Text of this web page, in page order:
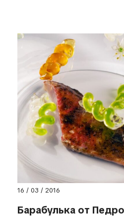
16 / 03 / 2016
Барабулька от